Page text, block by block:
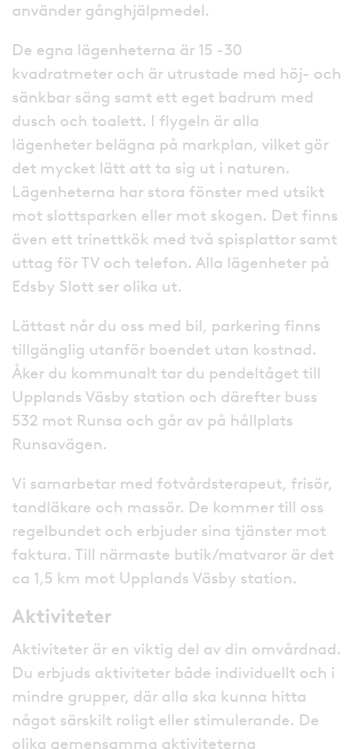
använder gånghjälpmedel.
De egna lägenheterna är 15 -30
kvadratmeter och är utrustade med höj- och
sänkbar säng samt ett eget badrum med
dusch och toalett. I flygeln är alla
lägenheter belägna på markplan, vilket gör
det mycket lätt att ta sig ut i naturen.
Lägenheterna har stora fönster med utsikt
mot slottsparken eller mot skogen. Det finns
även ett trinettkök med två spisplattor samt
uttag för TV och telefon. Alla lägenheter på
Edsby Slott ser olika ut.
Lättast når du oss med bil, parkering finns
tillgänglig utanför boendet utan kostnad.
Åker du kommunalt tar du pendeltåget till
Upplands Väsby station och därefter buss
532 mot Runsa och går av på hållplats
Runsavägen.
Vi samarbetar med fotvårdsterapeut, frisör,
tandläkare och massör. De kommer till oss
regelbundet och erbjuder sina tjänster mot
faktura. Till närmaste butik/matvaror är det
ca 1,5 km mot Upplands Väsby station.
Aktiviteter
Aktiviteter är en viktig del av din omvårdnad.
Du erbjuds aktiviteter både individuellt och i
mindre grupper, där alla ska kunna hitta
något särskilt roligt eller stimulerande. De
olika gemensamma aktiviteterna